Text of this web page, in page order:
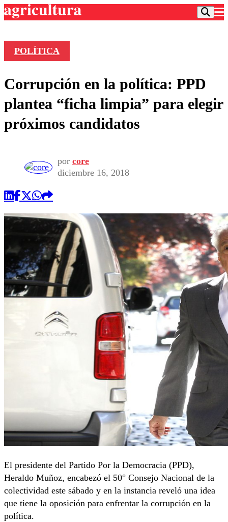
Frecuencias
Agricultura TV
Deportes
Colo Colo
Seleccion Chilena
Universidad de Chile
Entretención
Economía
Sustentabilidad
Publicaciones en medios
Opinión
POLÍTICA
Corrupción en la política: PPD
plantea “ficha limpia” para elegir
próximos candidatos
por core
diciembre 16, 2018
El presidente del Partido Por la Democracia (PPD),
Heraldo Muñoz, encabezó el 50° Consejo Nacional de la
colectividad este sábado y en la instancia reveló una idea
que tiene la oposición para enfrentar la corrupción en la
política.